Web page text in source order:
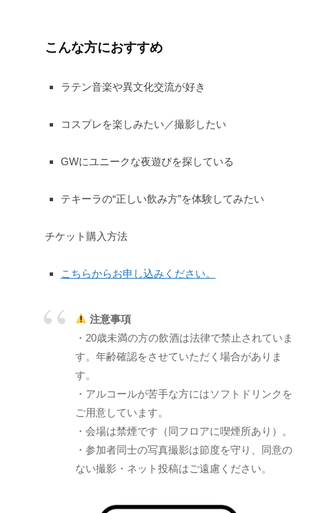
こんな方におすすめ
ラテン音楽や異文化交流が好き
コスプレを楽しみたい／撮影したい
GWにユニークな夜遊びを探している
テキーラの“正しい飲み方”を体験してみたい
チケット購入方法
こちらからお申し込みください。
注意事項
・20歳未満の方の飲酒は法律で禁止されていま
す。年齢確認をさせていただく場合がありま
す。
・アルコールが苦手な方にはソフトドリンクを
ご用意しています。
・会場は禁煙です（同フロアに喫煙所あり）。
・参加者同士の写真撮影は節度を守り、同意の
ない撮影・ネット投稿はご遠慮ください。